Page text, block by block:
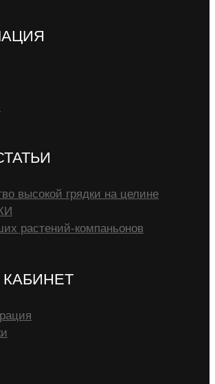
высокой грядки на целине
растений-компаньонов